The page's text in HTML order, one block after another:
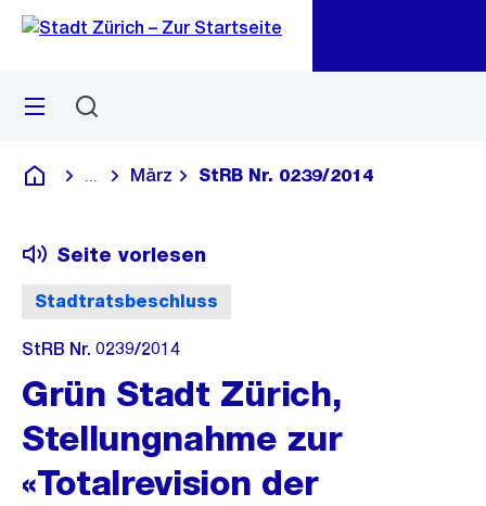
Navigation
Sprunglink
Menü
Deutsch
Blende alle Breadcrumbs ein
März StRB Nr. 0239/2014
Stadtratsbeschluss
Seite vorlesen
StRB Nr. 0239/2014
Grün Stadt Zürich,
Stellungnahme zur
«Totalrevision der